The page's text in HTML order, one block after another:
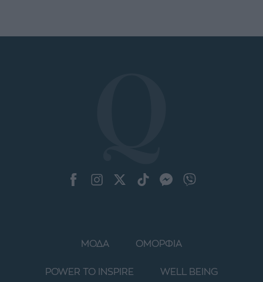
ΜΟΔΑ ΟΜΟΡΦΙΑ
POWER TO INSPIRE WELL BEING